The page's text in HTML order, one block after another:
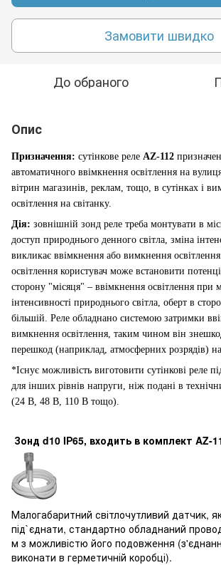
Замовити швидко
До обраного
Опис
Призначення: cутінкове реле AZ-112
автоматичного ввімкнення освітлення на
вітрин магазинів, реклам, тощо, в сутінках і
освітлення на світанку.
Дія: зовнішній зонд реле треба монтувати в
доступ природнього денного світла, зміна
викликає ввімкнення або вимкнення
освітлення користувач може встановити
сторону "місяця" – ввімкнення освітлення при
інтенсивності природнього світла, оберт в
більшій. Реле обладнано системою затримки
вимкнення освітлення, таким чином він
перешкод (наприклад, атмосферних розрядів) на
*Існує можливість виготовити сутінкові реле
для інших рівнів напруги, ніж подані в
(24 В, 48 В, 110 В тощо).
Зонд d10 IР65, входить в комплект AZ-
Малогабаритний світлочутливий датчик,
під`єднати, стандартно обладнаний
м з можливістю його подовження
виконати в герметичній коробці).